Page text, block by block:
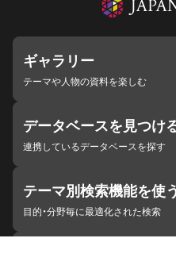
ギャラリー
テーマや人物の資料を楽しむ
データベースを見つけ
連携しているデータベースを探す
テーマ別検索機能を使う
目的・分野毎に最適化された検索